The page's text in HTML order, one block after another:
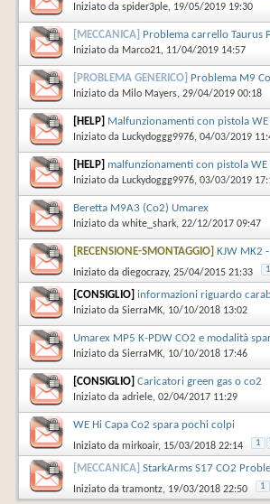
Iniziato da spider3ple‎, 19/05/2019 19:30
[MECCANICA] Problema carrello Taurus
Iniziato da Marco21‎, 11/04/2019 14:57
[PROBLEMA GENERICO] Problema M9
Iniziato da Milo Mayers‎, 29/04/2019 00:18
[HELP] Malfunzionamenti con pistola WE
AUTO
Iniziato da Luckydoggg9976‎, 04/03/2019
[HELP] malfunzionamenti con pistola WE
Iniziato da Luckydoggg9976‎, 03/03/2019
Beretta M9A3 (Co2) Umarex
Iniziato da white_shark‎, 22/12/2017 09:47
[RECENSIONE-SMONTAGGIO] KJW MK2
Iniziato da diegocrazy‎, 25/04/2015 21:33 1
[CONSIGLIO] informazioni riguardo
Iniziato da SierraMK‎, 10/10/2018 13:02
Umarex MP5 K-PDW CO2 e modalità
Iniziato da SierraMK‎, 10/10/2018 17:46
[CONSIGLIO] Caricatori green gas o co2
Iniziato da adriele‎, 02/04/2017 11:29
WE Hi Capa Co2 spara pochi colpi
Iniziato da mirkoair‎, 15/03/2018 22:14 1
[MECCANICA] StarkArms S17 CO2
Iniziato da tramontz‎, 19/03/2018 22:50 1